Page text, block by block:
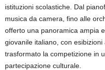
istituzioni scolastiche. Dal
musica da camera, fino alle
offerto una panoramica ampia
giovanile italiano, con
trasformato la competizione in
partecipazione culturale.